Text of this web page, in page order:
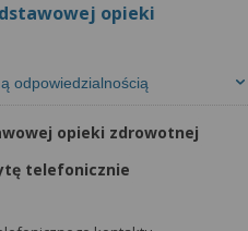
opieki
odpowiedzialnością
opieki zdrowotnej
telefonicznie